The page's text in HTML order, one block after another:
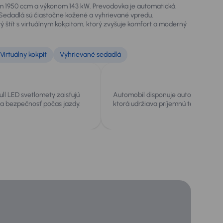
ccm a výkonom 143 kW. Prevodovka je automatická.
sú čiastočne kožené a vyhrievané vpredu.
štít s virtuálnym kokpitom, ktorý zvyšuje komfort a moderný
Virtuálny kokpit Vyhrievané sedadlá
LED svetlomety zaisťujú
bezpečnosť počas jazdy.
Automobil disponuje automatickou
ktorá udržiava príjemnú teplotu v